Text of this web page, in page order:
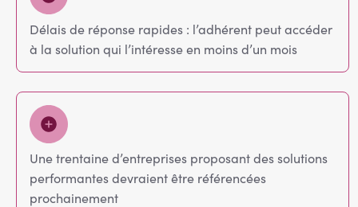
Délais de réponse rapides : l’adhérent peut accéder
à la solution qui l’intéresse en moins d’un mois
Une trentaine d’entreprises proposant des solutions
performantes devraient être référencées
prochainement